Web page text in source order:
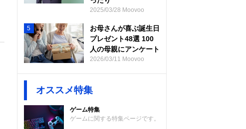
2025/03/28 Moovoo
5
お母さんが喜ぶ誕生日
プレゼント48選 100
人の母親にアンケート
2026/03/11 Moovoo
オススメ特集
ゲーム特集
ゲームに関する特集ページです。